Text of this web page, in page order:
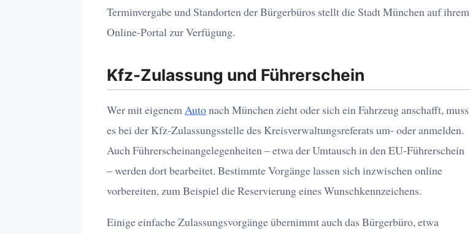
Terminvergabe und Standorten der Bürgerbüros stellt die Stadt München auf ihrem
Online-Portal zur Verfügung.
Kfz-Zulassung und Führerschein
Wer mit eigenemAutonach München zieht oder sich ein Fahrzeug anschafft, muss
es bei der Kfz-Zulassungsstelle des Kreisverwaltungsreferats um- oder anmelden.
Auch Führerscheinangelegenheiten – etwa der Umtausch in den EU-Führerschein
– werden dort bearbeitet. Bestimmte Vorgänge lassen sich inzwischen online
vorbereiten, zum Beispiel die Reservierung eines Wunschkennzeichens.
Einige einfache Zulassungsvorgänge übernimmt auch das Bürgerbüro, etwa